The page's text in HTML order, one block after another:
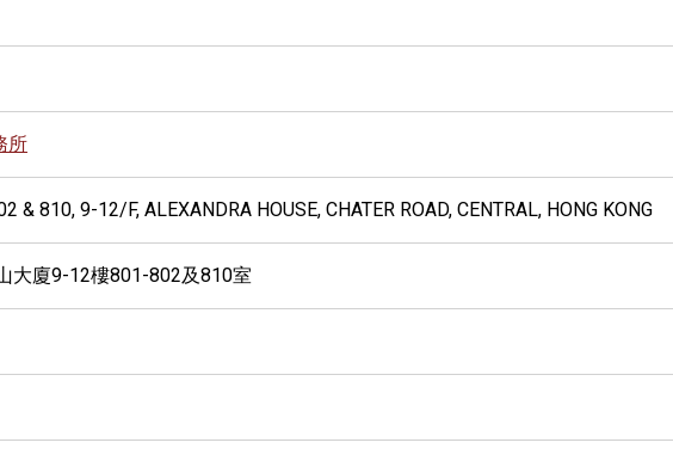
所
& 810, 9-12/F, ALEXANDRA HOUSE, CHATER ROAD, CENTRAL, HONG KONG
大廈9-12樓801-802及810室